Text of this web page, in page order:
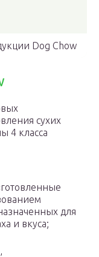
Dog Chow
сухих
4 класса
для
и вкуса;